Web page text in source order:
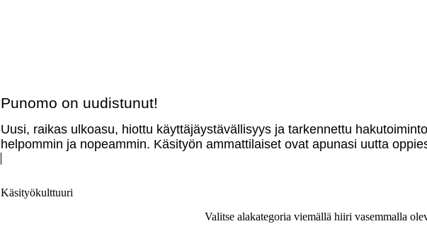
Punomo on uudistunut!
Uusi, raikas ulkoasu, hiottu käyttäjäystävällisyys ja tarkennettu
helpommin ja nopeammin. Käsityön ammattilaiset ovat apunasi uutta
Käsityökulttuuri
Valitse alakategoria viemällä hiiri vasemmalla